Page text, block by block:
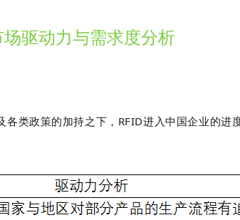
驱动力与需求度分析
类政策的加持之下，RFID进入中国企业的进度